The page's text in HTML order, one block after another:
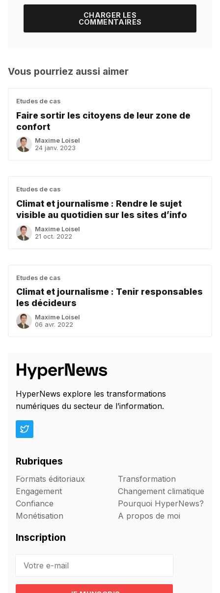
CHARGER LES
COMMENTAIRES
Vous pourriez aussi aimer
Etudes de cas
Faire sortir les citoyens de leur zone de
confort
Maxime Loisel
24 janv. 2023
Etudes de cas
Climat et journalisme : Rendre le sujet
visible au quotidien sur les sites d’info
Maxime Loisel
21 oct. 2022
Etudes de cas
Climat et journalisme : Tenir responsables
les décideurs
Maxime Loisel
06 avr. 2022
HyperNews explore les transformations
numériques du secteur de l’information.
Rubriques
Formats éditoriaux
Engagement
Confiance
Monétisation
Transformation
Changement climatique
Pourquoi HyperNews?
A propos de moi
Inscription